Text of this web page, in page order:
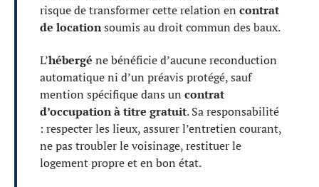
risque de transformer cette relation en contrat
de locationsoumis au droit commun des baux.
L’hébergé ne bénéficie d’aucune reconduction
automatique ni d’un préavis protégé, sauf
mention spécifique dans un contrat
d’occupation à titre gratuit. Sa responsabilité
: respecter les lieux, assurer l’entretien courant,
ne pas troubler le voisinage, restituer le
logement propre et en bon état.